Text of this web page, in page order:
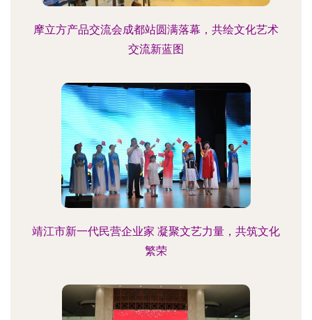
摩立方产品交流会成都站圆满落幕，共绘文化艺术
交流新蓝图
靖江市新一代民营企业家 凝聚文艺力量，共筑文化
繁荣